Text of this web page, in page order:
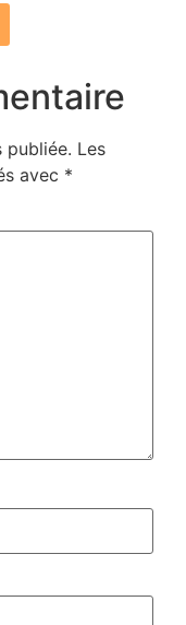
publiée. Les
avec *